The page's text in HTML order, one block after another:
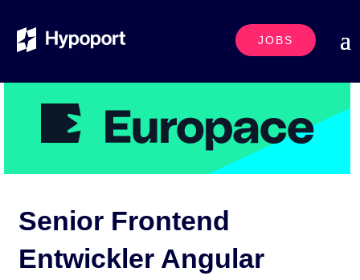
JOBS
Senior Frontend
Entwickler Angular